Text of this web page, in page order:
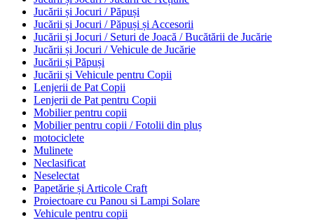
Jucării și Jocuri / Păpuși
Jucării și Jocuri / Păpuși și Accesorii
Jucării și Jocuri / Seturi de Joacă / Bucătării de Jucărie
Jucării și Jocuri / Vehicule de Jucărie
Jucării și Păpuși
Jucării și Vehicule pentru Copii
Lenjerii de Pat Copii
Lenjerii de Pat pentru Copii
Mobilier pentru copii
Mobilier pentru copii / Fotolii din pluș
motociclete
Mulinete
Neclasificat
Neselectat
Papetărie și Articole Craft
Proiectoare cu Panou si Lampi Solare
Vehicule pentru copii